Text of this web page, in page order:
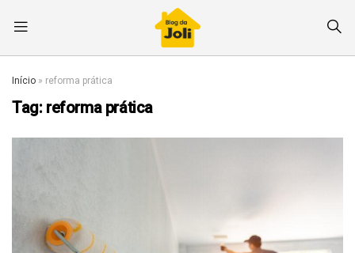
Início » reforma prática
Tag: reforma prática